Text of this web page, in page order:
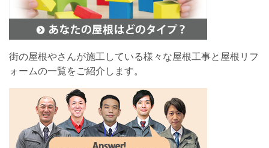
街の屋根やさんが施工している様々な屋根工事と屋根リフ
ォームの一覧をご紹介します。